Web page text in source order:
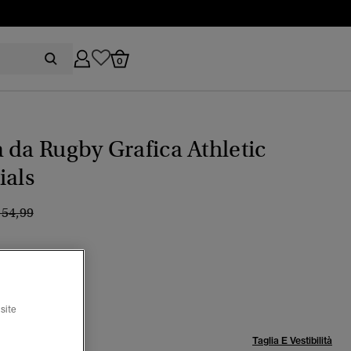
0
da Rugby Grafica Athletic
ridotto da
a
Taglia E Vestibilità